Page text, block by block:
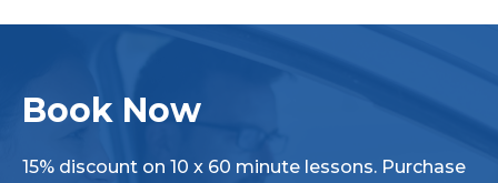
Book Now
15% discount on 10 x 60 minute lessons. Purchase